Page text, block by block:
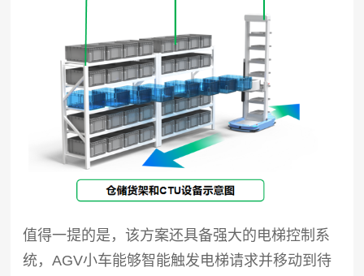
值得一提的是，该方案还具备强大的电梯控制系
统，AGV小车能够智能触发电梯请求并移动到待